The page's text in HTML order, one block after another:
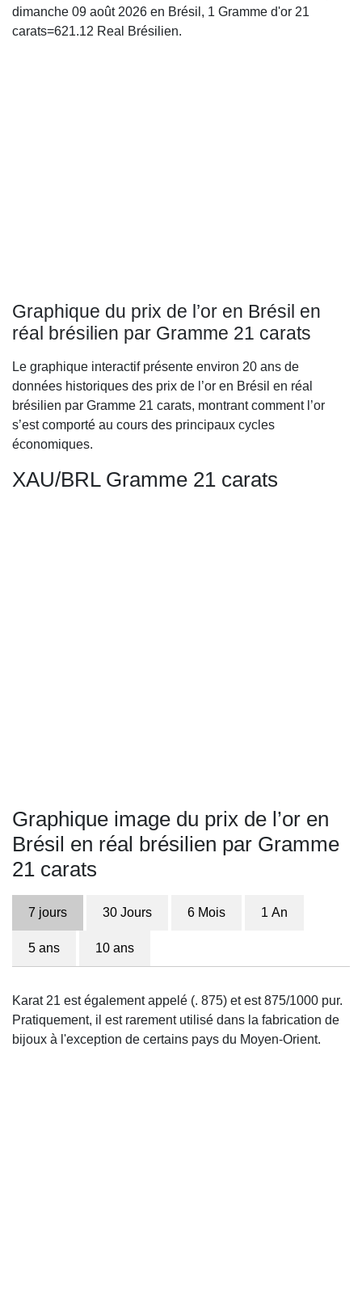
dimanche 09 août 2026 en Brésil, 1 Gramme d'or 21
carats=621.12 Real Brésilien.
Graphique du prix de l’or en Brésil en
réal brésilien par Gramme 21 carats
Le graphique interactif présente environ 20 ans de
données historiques des prix de l’or en Brésil en réal
brésilien par Gramme 21 carats, montrant comment l’or
s’est comporté au cours des principaux cycles
économiques.
XAU/BRL Gramme 21 carats
Graphique image du prix de l’or en
Brésil en réal brésilien par Gramme
21 carats
7 jours 30 Jours 6 Mois 1 An
5 ans 10 ans
Karat 21 est également appelé (. 875) et est 875/1000 pur.
Pratiquement, il est rarement utilisé dans la fabrication de
bijoux à l'exception de certains pays du Moyen-Orient.